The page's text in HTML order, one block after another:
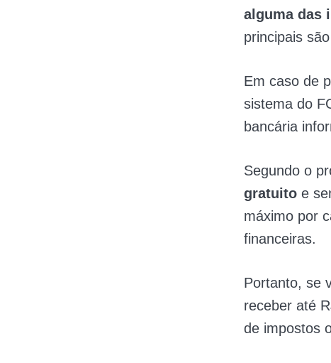
alguma das
principais
Em caso de
sistema do
bancária
Segundo o
gratuito e
máximo por
financeiras.
Portanto, se
receber até
de impostos